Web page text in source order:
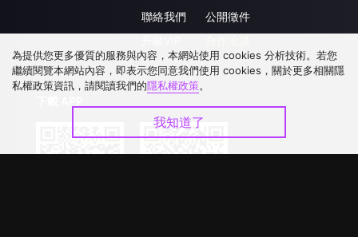
聯絡我們
公開徵件
為提供您更多優質的服務與內容，本網站使用 cookies 分析技術。若您
繼續閱覽本網站內容，即表示您同意我們使用 cookies，關於更多相關隱
私權政策資訊，請閱讀我們的隱私權政策。
我知道了